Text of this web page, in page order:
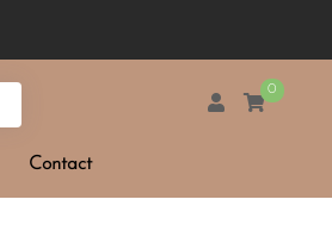
0
Contact